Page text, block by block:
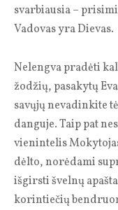
svarbiausia –
Vadovas yra Dievas.
Nelengva pradėti
žodžių, pasakytų
savųjų nevadinkite
danguje. Taip pat
vienintelis
dėlto, norėdami
išgirsti švelnų
korintiečių